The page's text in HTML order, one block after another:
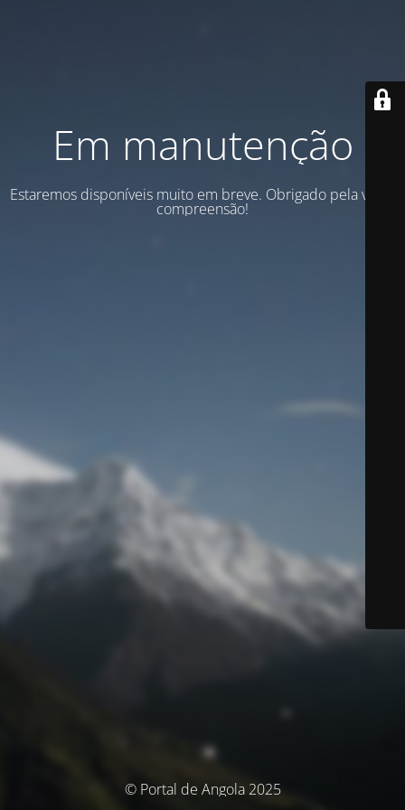
Em manutenção
Estaremos disponíveis muito em breve. Obrigado pela vossa
compreensão!
© Portal de Angola 2025